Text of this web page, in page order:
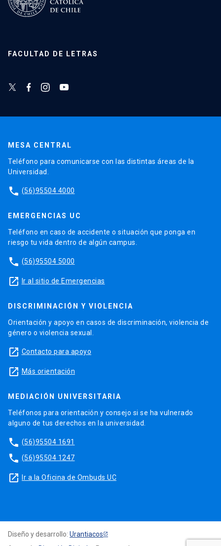
FACULTAD DE LETRAS
MESA CENTRAL
Teléfono para comunicarse con las distintas áreas de la
Universidad.
phone (56)95504 4000
EMERGENCIAS UC
Teléfono en caso de accidente o situación que ponga en
riesgo tu vida dentro de algún campus.
phone (56)95504 5000
launch Ir al sitio de Emergencias
DISCRIMINACIÓN Y VIOLENCIA
Orientación y apoyo en casos de discriminación, violencia de
género o violencia sexual.
launch Contacto para apoyo
launch Más orientación
MEDIACIÓN UNIVERSITARIA
Teléfonos para orientación y consejo si se ha vulnerado
alguno de tus derechos en la universidad.
phone (56)95504 1691
phone (56)95504 1247
launch Ir a la Oficina de Ombuds UC
Diseño y desarrollo: Urantiacos